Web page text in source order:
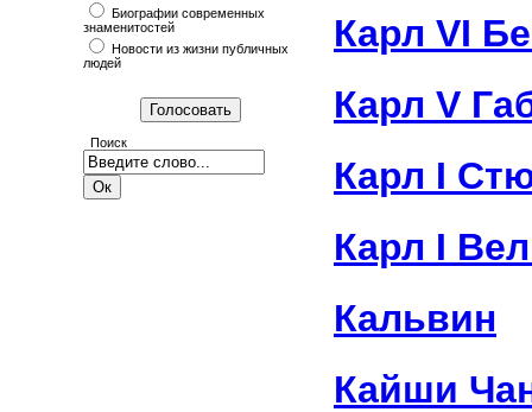
Биографии современных
знаменитостей
Новости из жизни публичных
людей
Поиск
Карл VI
Карл V
Карл I
Карл I
Кальвин
Кайши